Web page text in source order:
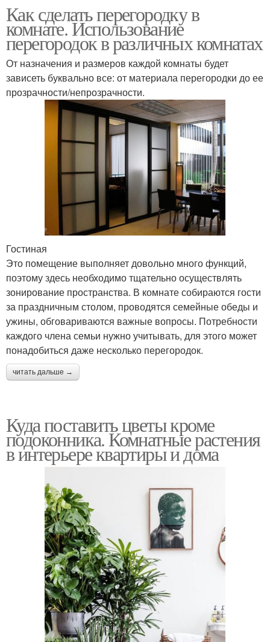
Как сделать перегородку в
комнате. Использование
перегородок в различных комнатах
От назначения и размеров каждой комнаты будет
зависеть буквально все: от материала перегородки до ее
прозрачности/непрозрачности.
Гостиная
Это помещение выполняет довольно много функций,
поэтому здесь необходимо тщательно осуществлять
зонирование пространства. В комнате собираются гости
за праздничным столом, проводятся семейные обеды и
ужины, обговариваются важные вопросы. Потребности
каждого члена семьи нужно учитывать, для этого может
понадобиться даже несколько перегородок.
читать дальше →
Куда поставить цветы кроме
подоконника. Комнатные растения
в интерьере квартиры и дома